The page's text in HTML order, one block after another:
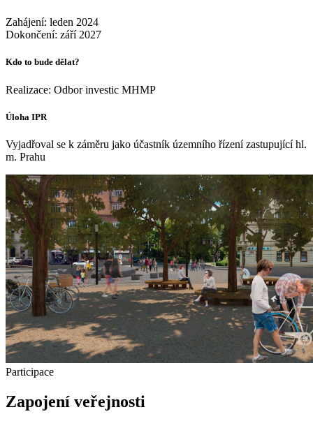
Zahájení: leden 2024
Dokončení: září 2027
Kdo to bude dělat?
Realizace: Odbor investic MHMP
Úloha IPR
Vyjadřoval se k záměru jako účastník územního řízení zastupující hl.
m. Prahu
Participace
Zapojení veřejnosti